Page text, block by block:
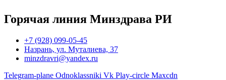
Горячая линия Минздрава РИ
+7 (928) 099-05-45
Назрань, ул. Муталиева, 37
minzdravri@yandex.ru
Telegram-plane Odnoklassniki Vk Play-circle Maxcdn